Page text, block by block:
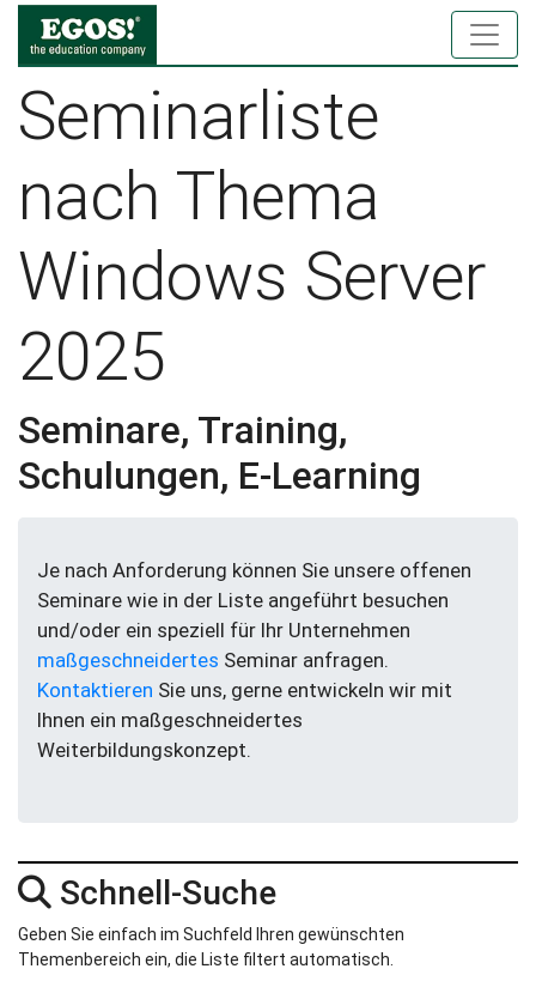
Seminarliste
nach Thema
Windows Server
2025
Seminare, Training,
Schulungen, E-Learning
Je nach Anforderung können Sie unsere offenen
Seminare wie in der Liste angeführt besuchen
und/oder ein speziell für Ihr Unternehmen
maßgeschneidertes Seminar anfragen.
Kontaktieren Sie uns, gerne entwickeln wir mit
Ihnen ein maßgeschneidertes
Weiterbildungskonzept.
Schnell-Suche
Geben Sie einfach im Suchfeld Ihren gewünschten
Themenbereich ein, die Liste filtert automatisch.